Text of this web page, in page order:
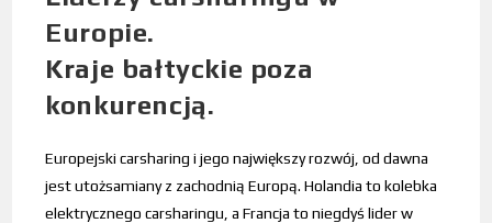
Europie.
Kraje bałtyckie poza
konkurencją.
Europejski carsharing i jego największy rozwój, od dawna
jest utożsamiany z zachodnią Europą. Holandia to kolebka
elektrycznego carsharingu, a Francja to niegdyś lider w